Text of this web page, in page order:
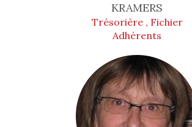
KRAMERS
Trésorière , Fichier
Adhérents